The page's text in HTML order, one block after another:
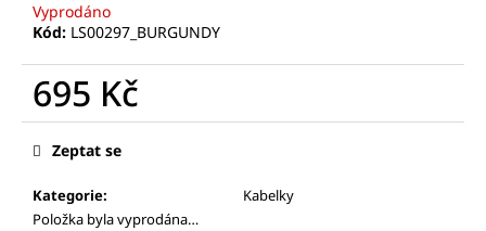
Vyprodáno
Kód: LS00297_BURGUNDY
695 Kč
Měrná
cena:
Kategorie:
Kabelky
Položka byla vyprodána…
Zeptat se